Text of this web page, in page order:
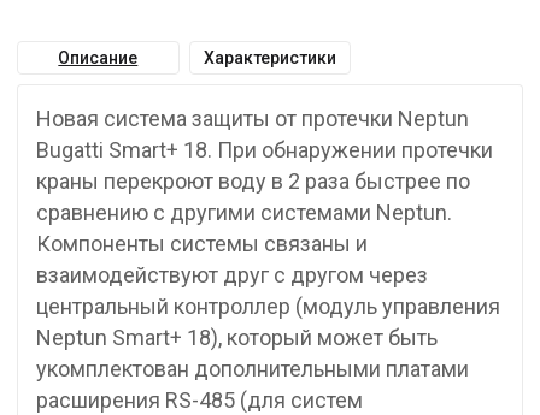
Описание Характеристики
Новая система защиты от протечки Neptun
Bugatti Smart+ 18. При обнаружении протечки
краны перекроют воду в 2 раза быстрее по
сравнению с другими системами Neptun.
Компоненты системы связаны и
взаимодействуют друг с другом через
центральный контроллер (модуль управления
Neptun Smart+ 18), который может быть
укомплектован дополнительными платами
расширения RS-485 (для систем